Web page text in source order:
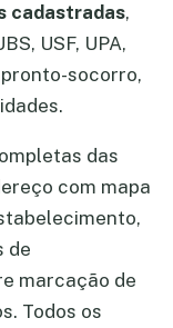
cadastradas,
USF, UPA,
socorro,
das
com mapa
de
marcação de
Todos os